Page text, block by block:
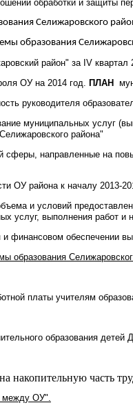
обработки и защиты
Селижаровского
образования
район" за IV квартал
ОУ на 2014 год. ПЛАН
руководителя
муниципальных услуг
района"
сферы, направленные на
ОУ района к началу 2013-
и условий
услуг, выполнения работ и
финансовом обеспечении
образования
платы учителям
образования
накопительную часть
между ОУ".